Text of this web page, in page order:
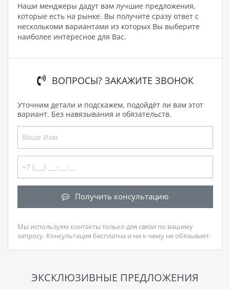
Наши менджеры дадут вам лучшие предложения,
которые есть на рынке. Вы получите сразу ответ с
несколькоми вариантами из которых Вы выберите
наиболее интересное для Вас.
ВОПРОСЫ? ЗАКАЖИТЕ ЗВОНОК
Уточним детали и подскажем, подойдёт ли вам этот
вариант. Без навязывания и обязательств.
Получить консультацию
Мы используем контакты только для связи по вашему
запросу. Консультация бесплатна и ни к чему не обязывает.
ЭКСКЛЮЗИВНЫЕ ПРЕДЛОЖЕНИЯ